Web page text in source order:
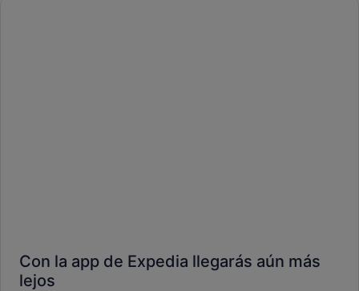
Con la app de Expedia llegarás aún más
lejos